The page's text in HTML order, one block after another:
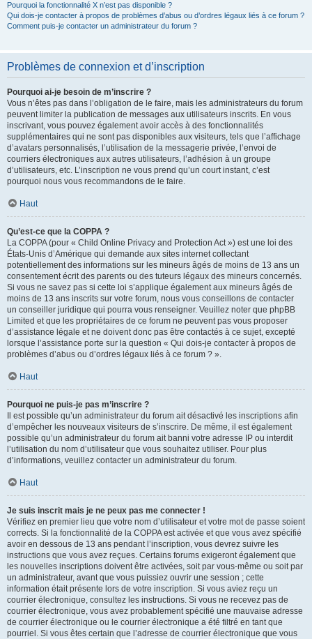
Pourquoi la fonctionnalité X n’est pas disponible ?
Qui dois-je contacter à propos de problèmes d’abus ou d’ordres légaux liés à ce forum ?
Comment puis-je contacter un administrateur du forum ?
Problèmes de connexion et d’inscription
Pourquoi ai-je besoin de m’inscrire ?
Vous n’êtes pas dans l’obligation de le faire, mais les administrateurs du forum
peuvent limiter la publication de messages aux utilisateurs inscrits. En vous
inscrivant, vous pouvez également avoir accès à des fonctionnalités
supplémentaires qui ne sont pas disponibles aux visiteurs, tels que l’affichage
d’avatars personnalisés, l’utilisation de la messagerie privée, l’envoi de
courriers électroniques aux autres utilisateurs, l’adhésion à un groupe
d’utilisateurs, etc. L’inscription ne vous prend qu’un court instant, c’est
pourquoi nous vous recommandons de le faire.
Haut
Qu’est-ce que la COPPA ?
La COPPA (pour « Child Online Privacy and Protection Act ») est une loi des
États-Unis d’Amérique qui demande aux sites internet collectant
potentiellement des informations sur les mineurs âgés de moins de 13 ans un
consentement écrit des parents ou des tuteurs légaux des mineurs concernés.
Si vous ne savez pas si cette loi s’applique également aux mineurs âgés de
moins de 13 ans inscrits sur votre forum, nous vous conseillons de contacter
un conseiller juridique qui pourra vous renseigner. Veuillez noter que phpBB
Limited et que les propriétaires de ce forum ne peuvent pas vous proposer
d’assistance légale et ne doivent donc pas être contactés à ce sujet, excepté
lorsque l’assistance porte sur la question « Qui dois-je contacter à propos de
problèmes d’abus ou d’ordres légaux liés à ce forum ? ».
Haut
Pourquoi ne puis-je pas m’inscrire ?
Il est possible qu’un administrateur du forum ait désactivé les inscriptions afin
d’empêcher les nouveaux visiteurs de s’inscrire. De même, il est également
possible qu’un administrateur du forum ait banni votre adresse IP ou interdit
l’utilisation du nom d’utilisateur que vous souhaitez utiliser. Pour plus
d’informations, veuillez contacter un administrateur du forum.
Haut
Je suis inscrit mais je ne peux pas me connecter !
Vérifiez en premier lieu que votre nom d’utilisateur et votre mot de passe soient
corrects. Si la fonctionnalité de la COPPA est activée et que vous avez spécifié
avoir en dessous de 13 ans pendant l’inscription, vous devrez suivre les
instructions que vous avez reçues. Certains forums exigeront également que
les nouvelles inscriptions doivent être activées, soit par vous-même ou soit par
un administrateur, avant que vous puissiez ouvrir une session ; cette
information était présente lors de votre inscription. Si vous aviez reçu un
courrier électronique, consultez les instructions. Si vous ne recevez pas de
courrier électronique, vous avez probablement spécifié une mauvaise adresse
de courrier électronique ou le courrier électronique a été filtré en tant que
pourriel. Si vous êtes certain que l’adresse de courrier électronique que vous